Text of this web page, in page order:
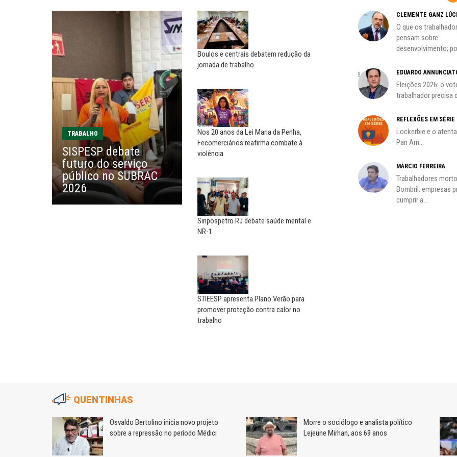
TRABALHO
SISPESP debate
futuro do serviço
público no SUBRAC
2026
Boulos e centrais debatem redução da
jornada de trabalho
Nos 20 anos da Lei Maria da Penha,
Fecomerciários reafirma combate à
violência
Sinpospetro RJ debate saúde mental e
NR-1
STIEESP apresenta Plano Verão para
promover proteção contra calor no
trabalho
impacto do salário mínimo na...
MARIA AUXILIADORA
Agosto Lilás: todos e todas no
EDUARDO ANNUNCIATO CHICÃO
Sem salário digno e proteção
social, não existe...
EUSÉBIO PINTO NETO
A fortaleza do sindicato
SERGIO LUIZ LEITE (SERGINHO)
Saúde mental:
responsabilidade de todos
MARCOS VERLAINE
Nem reconstruir, nem
reinventar, o sindicalismo
precisa voltar...
MIGUEL TORRES
A luta continua: agora o foco é
o...
A geopolítica nas eleições de
CLEMENTE GANZ
O que os
pensam sobre
desenvolvimento;
EDUARDO
Eleições 2026: o
trabalhador precisa
REFLEXÕES EM SÉRIE
Lockerbie e o
Pan Am...
MÁRCIO FERREIRA
Trabalhadores
Bombril: empresas
cumprir a...
QUENTINHAS
Osvaldo Bertolino inicia novo projeto
sobre a repressão no período Médici
Morre o sociólogo e analista político
Lejeune Mirhan, aos 69 anos